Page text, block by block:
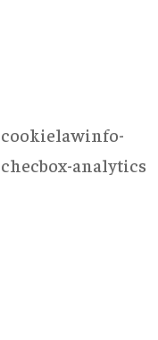
cookielawinfo-
checbox-analytics